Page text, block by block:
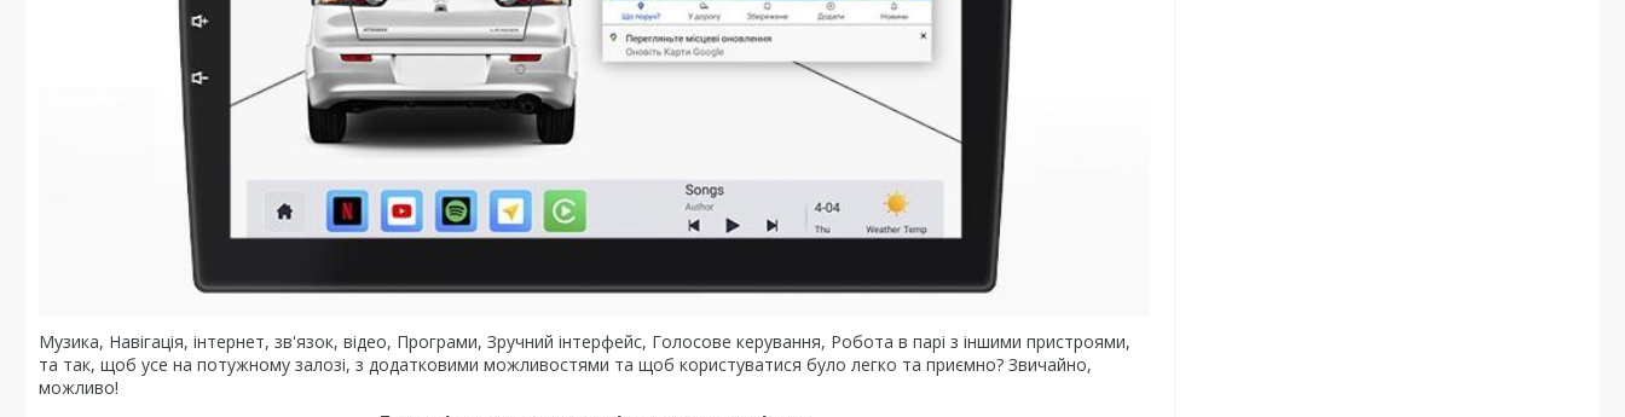
Музика, Навігація, інтернет, зв'язок, відео, Програми, Зручний інтерфейс, Голосове керування, Робота в парі з іншими пристроями,
та так, щоб усе на потужному залозі, з додатковими можливостями та щоб користуватися було легко та приємно? Звичайно,
можливо!